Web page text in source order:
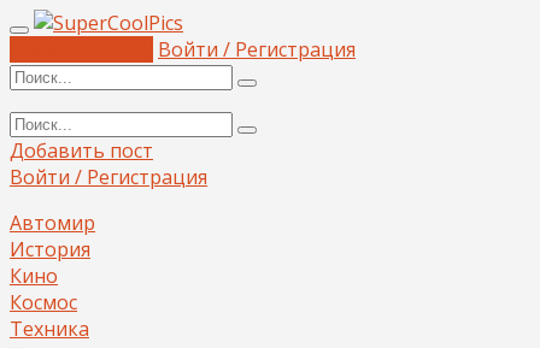
Войти / Регистрация
Добавить пост
Войти / Регистрация
Автомир
История
Кино
Космос
Техника